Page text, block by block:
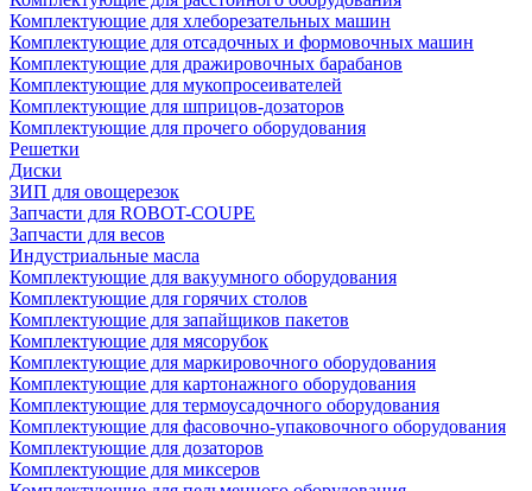
Комплектующие для хлеборезательных машин
Комплектующие для отсадочных и формовочных машин
Комплектующие для дражировочных барабанов
Комплектующие для мукопросеивателей
Комплектующие для шприцов-дозаторов
Комплектующие для прочего оборудования
Решетки
Диски
ЗИП для овощерезок
Запчасти для ROBOT-COUPE
Запчасти для весов
Индустриальные масла
Комплектующие для вакуумного оборудования
Комплектующие для горячих столов
Комплектующие для запайщиков пакетов
Комплектующие для мясорубок
Комплектующие для маркировочного оборудования
Комплектующие для картонажного оборудования
Комплектующие для термоусадочного оборудования
Комплектующие для фасовочно-упаковочного оборудования
Комплектующие для дозаторов
Комплектующие для миксеров